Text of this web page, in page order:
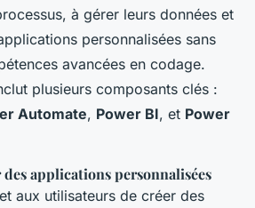
à gérer leurs données et
personnalisées sans
avancées en codage.
plusieurs composants clés :
Automate, Power BI, et Power
applications personnalisées
aux utilisateurs de créer des